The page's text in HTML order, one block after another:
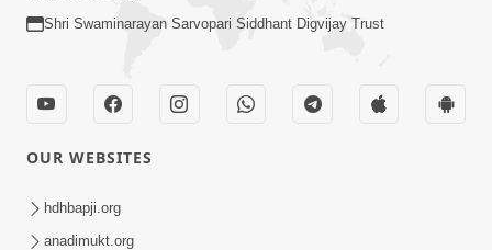
Shri Swaminarayan Sarvopari Siddhant Digvijay Trust
OUR WEBSITES
hdhbapji.org
anadimukt.org